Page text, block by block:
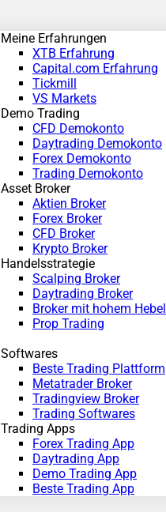
Meine Erfahrungen
XTB Erfahrung
Capital.com Erfahrung
Tickmill
VS Markets
Demo Trading
CFD Demokonto
Daytrading Demokonto
Forex Demokonto
Trading Demokonto
Asset Broker
Aktien Broker
Forex Broker
CFD Broker
Krypto Broker
Handelsstrategie
Scalping Broker
Daytrading Broker
Broker mit hohem Hebel
Prop Trading
Softwares
Beste Trading Plattform
Metatrader Broker
Tradingview Broker
Trading Softwares
Trading Apps
Forex Trading App
Daytrading App
Demo Trading App
Beste Trading App